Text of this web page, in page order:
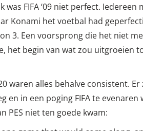
FIFA ‘09 niet perfect. Iedereen
Konami het voetbal had
3. Een voorsprong die het niet
het begin van wat zou uitgroeien
waren alles behalve consistent. Er
en in een poging FIFA te evenaren
PES niet ten goede kwam: